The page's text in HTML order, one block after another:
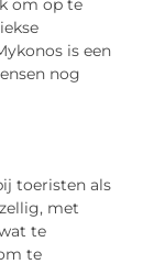
om op te
is een
nog
toeristen als
met
te
te